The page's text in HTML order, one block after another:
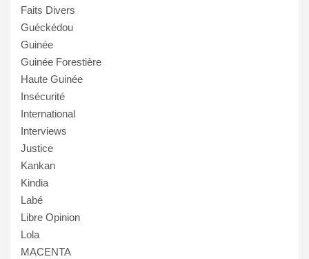
Faits Divers
Guéckédou
Guinée
Guinée Forestière
Haute Guinée
Insécurité
International
Interviews
Justice
Kankan
Kindia
Labé
Libre Opinion
Lola
MACENTA